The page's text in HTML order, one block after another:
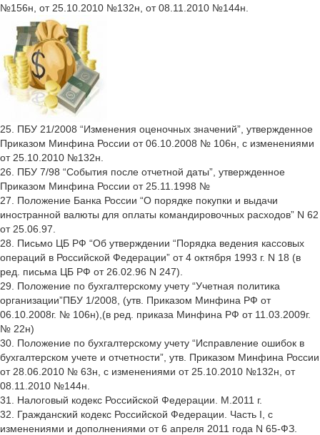
№156н, от 25.10.2010 №132н, от 08.11.2010 №144н.
25. ПБУ 21/2008 “Изменения оценочных значений”, утвержденное
Приказом Минфина России от 06.10.2008 № 106н, с изменениями
от 25.10.2010 №132н.
26. ПБУ 7/98 “События после отчетной даты”, утвержденное
Приказом Минфина России от 25.11.1998 №
27. Положение Банка России “О порядке покупки и выдачи
иностранной валюты для оплаты командировочных расходов” N 62
от 25.06.97.
28. Письмо ЦБ РФ “Об утверждении “Порядка ведения кассовых
операций в Российской Федерации” от 4 октября 1993 г. N 18 (в
ред. письма ЦБ РФ от 26.02.96 N 247).
29. Положение по бухгалтерскому учету “Учетная политика
организации”ПБУ 1/2008, (утв. Приказом Минфина РФ от
06.10.2008г. № 106н),(в ред. приказа Минфина РФ от 11.03.2009г.
№ 22н)
30. Положение по бухгалтерскому учету “Исправление ошибок в
бухгалтерском учете и отчетности”, утв. Приказом Минфина России
от 28.06.2010 № 63н, с изменениями от 25.10.2010 №132н, от
08.11.2010 №144н.
31. Налоговый кодекс Российской Федерации. М.2011 г.
32. Гражданский кодекс Российской Федерации. Часть I, с
изменениями и дополнениями от 6 апреля 2011 года N 65-ФЗ.